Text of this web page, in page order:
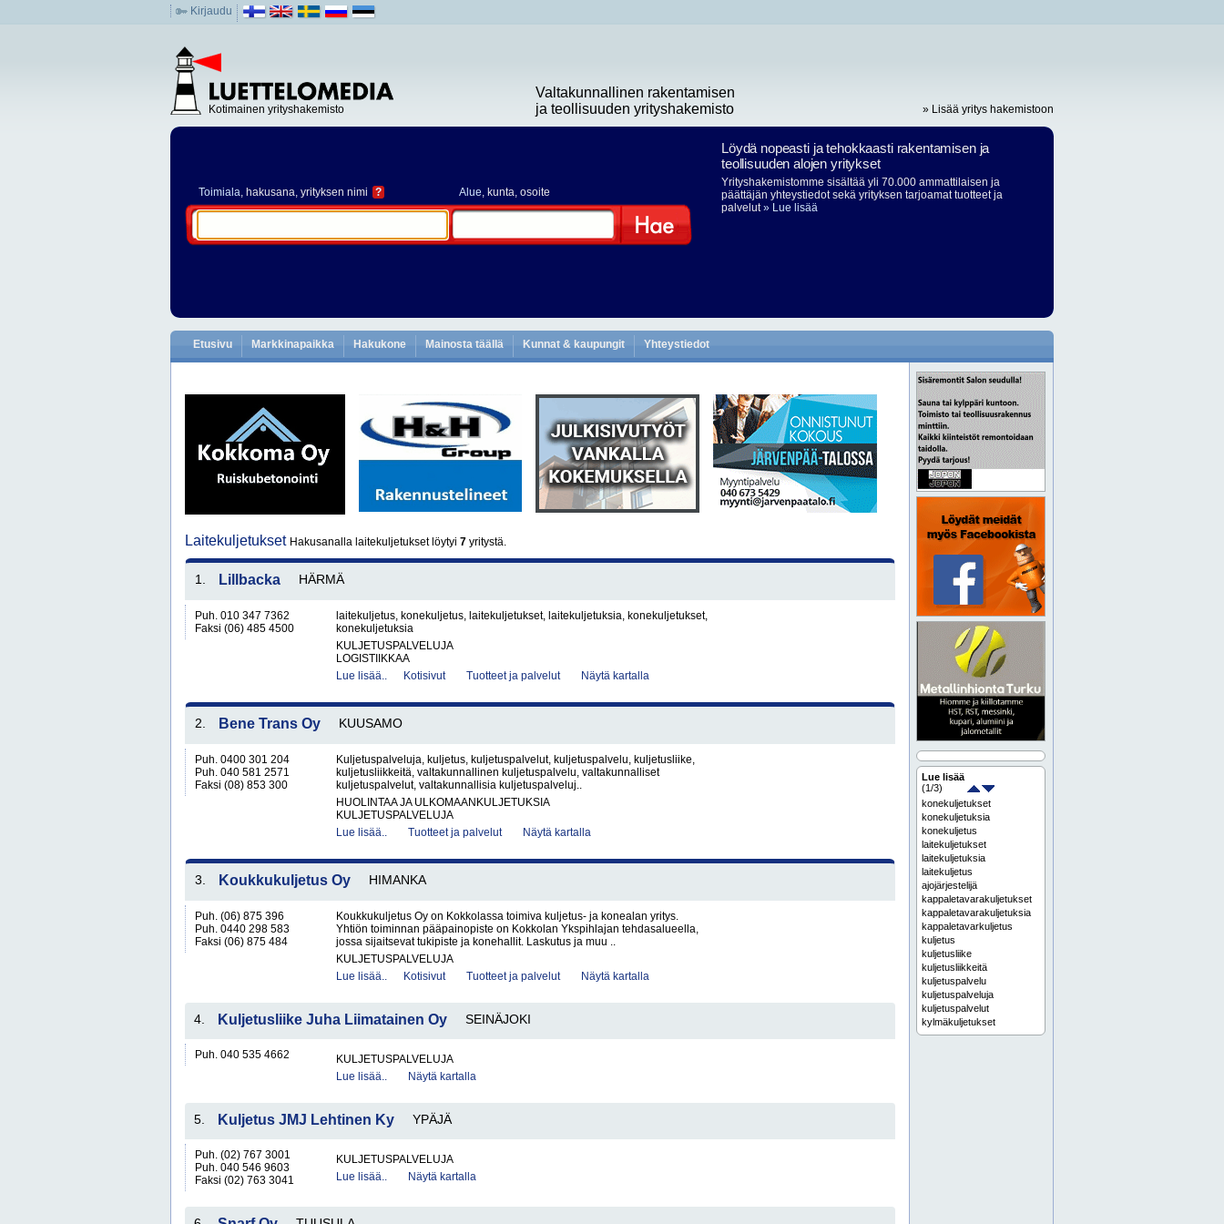
Kirjaudu
Kotimainen yrityshakemisto
Valtakunnallinen rakentamisen
ja teollisuuden yrityshakemisto
» Lisää yritys hakemistoon
Toimiala, hakusana, yrityksen nimi ? Alue, kunta, osoite
Löydä nopeasti ja tehokkaasti rakentamisen ja
teollisuuden alojen yritykset
Yrityshakemistomme sisältää yli 70.000 ammattilaisen ja
päättäjän yhteystiedot sekä yrityksen tarjoamat tuotteet ja
palvelut» Lue lisää
Etusivu Markkinapaikka Hakukone Mainosta täällä Kunnat & kaupungit Yhteystiedot
Laitekuljetukset Hakusanalla laitekuljetukset löytyi 7 yritystä.
1. Lillbacka HÄRMÄ
Puh. 010 347 7362
Faksi (06) 485 4500
laitekuljetus, konekuljetus, laitekuljetukset, laitekuljetuksia, konekuljetukset,
konekuljetuksia
KULJETUSPALVELUJA
LOGISTIIKKAA
Lue lisää..
Kotisivut Tuotteet ja palvelut Näytä kartalla
2. Bene Trans Oy KUUSAMO
Puh. 0400 301 204
Puh. 040 581 2571
Faksi (08) 853 300
Kuljetuspalveluja, kuljetus, kuljetuspalvelut, kuljetuspalvelu, kuljetusliike,
kuljetusliikkeitä, valtakunnallinen kuljetuspalvelu, valtakunnalliset
kuljetuspalvelut, valtakunnallisia kuljetuspalveluj..
HUOLINTAA JA ULKOMAANKULJETUKSIA
KULJETUSPALVELUJA
Lue lisää..
Tuotteet ja palvelut Näytä kartalla
3. Koukkukuljetus Oy HIMANKA
Puh. (06) 875 396
Puh. 0440 298 583
Faksi (06) 875 484
Koukkukuljetus Oy on Kokkolassa toimiva kuljetus- ja konealan yritys.
Yhtiön toiminnan pääpainopiste on Kokkolan Ykspihlajan tehdasalueella,
jossa sijaitsevat tukipiste ja konehallit. Laskutus ja muu ..
KULJETUSPALVELUJA
Lue lisää..
Kotisivut Tuotteet ja palvelut Näytä kartalla
4. Kuljetusliike Juha Liimatainen Oy SEINÄJOKI
Puh. 040 535 4662
KULJETUSPALVELUJA
Lue lisää..
Näytä kartalla
5. Kuljetus JMJ Lehtinen Ky YPÄJÄ
Puh. (02) 767 3001
Puh. 040 546 9603
Faksi (02) 763 3041
KULJETUSPALVELUJA
Lue lisää..
Näytä kartalla
Lue lisää
(1/3)
konekuljetukset
konekuljetuksia
konekuljetus
laitekuljetukset
laitekuljetuksia
laitekuljetus
ajojärjestelijä
kappaletavarakuljetukset
kappaletavarakuljetuksia
kappaletavarkuljetus
kuljetus
kuljetusliike
kuljetusliikkeitä
kuljetuspalvelu
kuljetuspalveluja
kuljetuspalvelut
kylmäkuljetukset
kylmäkuljetuksia